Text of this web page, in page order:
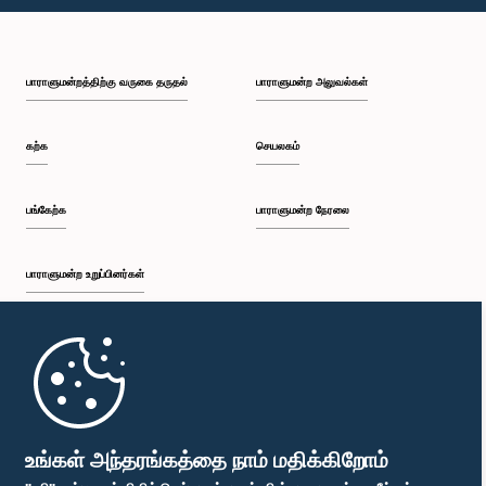
உங்கள் அந்தரங்கத்தை நாம் மதிக்கிறோம்
பி.ப. 2:35 - பி.ப. 2:42
பி.ப. 2:48 - பி.ப. 2:53
பி.ப. 2:59 - பி.ப. 3:09
பாராளுமன்றத்திற்கு வருகை தருதல்
கற்க
பங்கேற்க
பாராளுமன்ற உறுப்பினர்கள்
முதற்பக்கம்
பாராளுமன்ற அலுவல்கள்
செயலகம்
பாராளுமன்ற நேரலை
பாராளுமன்ற கையடக்க செயலி